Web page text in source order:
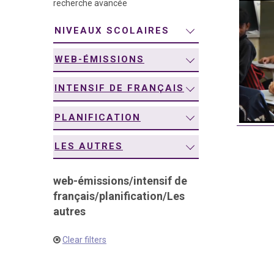
recherche avancée
NIVEAUX SCOLAIRES
WEB-ÉMISSIONS
INTENSIF DE FRANÇAIS
PLANIFICATION
LES AUTRES
web-émissions/intensif de
français/planification/Les
autres
Clear filters